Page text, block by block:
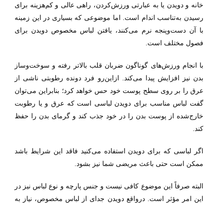
خانه و دویدن یا به عبارتی ورزش‌کردن، راهی عالی و کم‌هزینه برای
رسیدن به‌تناسب اندام است. اما موضوعی که بسیاری در این زمینه
با آن دست‌وپنجه نرم می‌کنند، یافتن لباس مخصوص دویدن برای
فصول مختلف است.
با انجام ورزش‌های گوناگون ضربان قلب بالاتر رفته و سوخت‌وساز
بدن نیز افزایش پیدا می‌کند. ازاین‌رو فرد دونده رطوبتی ناشی از
عرق را بر روی سطح پوست خود حس خواهد کرد؛ بنابراین می‌توان
گفت لباس مناسب برای دویدن لباسی است که عرق و یا رطوبت
خارج‌شده از پوست بدن را در خود جذب کند و گرمای بدن را حفظ
کند.
اگر لباسی که برای دویدن استفاده می‌کنید فاقد این شرایط باشد
ممکن است حتی باعث مریضی شما نیز بشود.
البته صرفاً این موضوع کافی نیست و جنس پارچه و نوع لباس نیز در
این امر مؤثر است. درواقع دویدن جدای از لباس مخصوص، نیاز به